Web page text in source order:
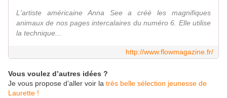
L'artiste américaine Anna See a créé les magnifiques
animaux de nos pages intercalaires du numéro 6. Elle utilise
la technique...
http://www.flowmagazine.fr/
Vous voulez d’autres idées ?
Je vous propose d’aller voir la très belle sélection jeunesse de
Laurette !